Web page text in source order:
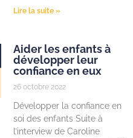
Lire la suite »
Aider les enfants à
développer leur
confiance en eux
26 octobre 2022
Développer la confiance en
soi des enfants Suite à
l’interview de Caroline